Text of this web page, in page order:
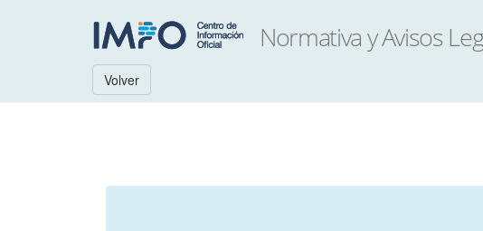
Volver